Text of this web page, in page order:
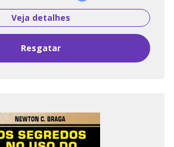
Veja detalhes
Resgatar